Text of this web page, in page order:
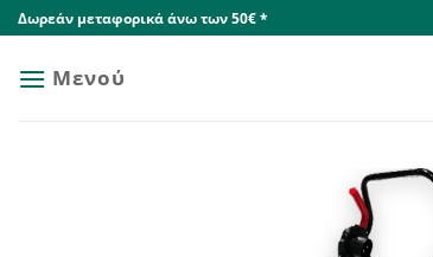
Skip
to
content
Δωρεάν μεταφορικά άνω των 50€ *
Μενού